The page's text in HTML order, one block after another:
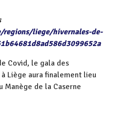
liege/hivernales-de-
Covid, le gala des
Liège aura finalement lieu
Manège de la Caserne